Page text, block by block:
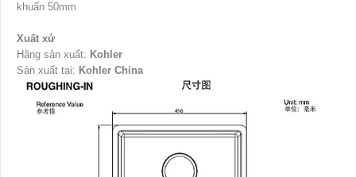
khuẩn 50mm
Xuất xứ
Hãng sản xuất: Kohler
Sản xuất tại: Kohler China